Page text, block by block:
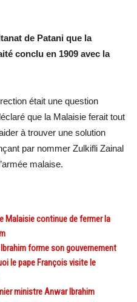
de Patani que la
conclu en 1909 avec la
était une question
que la Malaisie ferait tout
à trouver une solution
par nommer Zulkifli Zainal
malaise.
Malaisie continue de fermer la
Ibrahim forme son gouvernement
le pape François visite le
ministre Anwar Ibrahim